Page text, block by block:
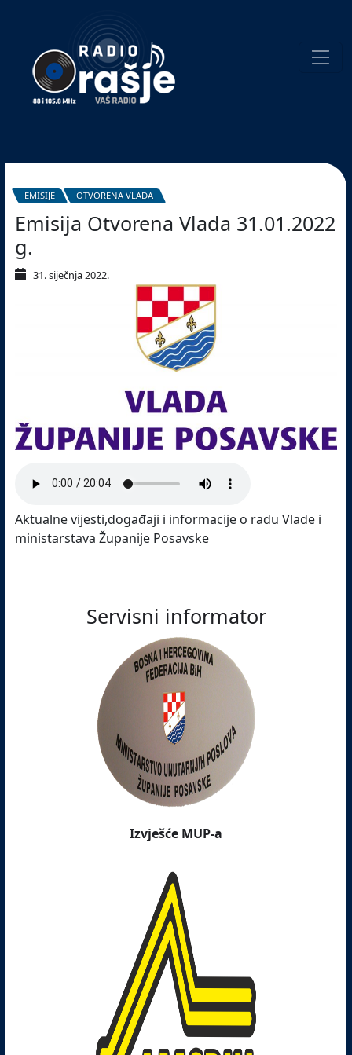
website!
EMISIJE OTVORENA VLADA
Emisija Otvorena Vlada 31.01.2022
g.
31. siječnja 2022.
Aktualne vijesti,događaji i informacije o radu Vlade i
ministarstava Županije Posavske
Servisni informator
Izvješće MUP-a